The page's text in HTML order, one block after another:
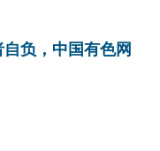
负，中国有色网